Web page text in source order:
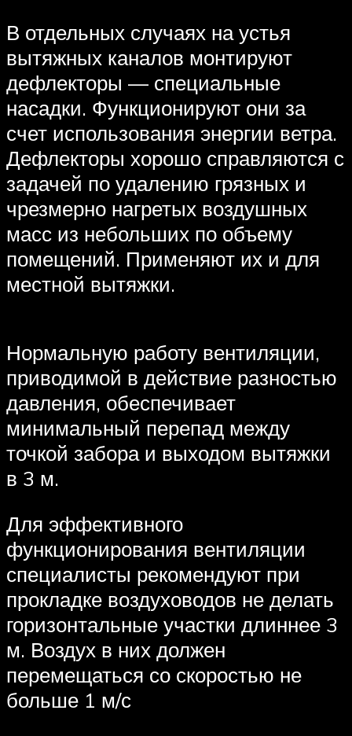
В отдельных случаях на устья
вытяжных каналов монтируют
дефлекторы — специальные
насадки. Функционируют они за
счет использования энергии ветра.
Дефлекторы хорошо справляются с
задачей по удалению грязных и
чрезмерно нагретых воздушных
масс из небольших по объему
помещений. Применяют их и для
местной вытяжки.
Нормальную работу вентиляции,
приводимой в действие разностью
давления‚ обеспечивает
минимальный перепад между
точкой забора и выходом вытяжки
в 3 м.
Для эффективного
функционирования вентиляции
специалисты рекомендуют при
прокладке воздуховодов не делать
горизонтальные участки длиннее 3
м. Воздух в них должен
перемещаться со скоростью не
больше 1 м/с